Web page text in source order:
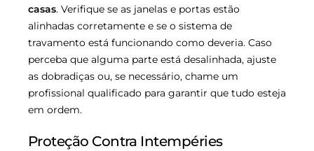
casas. Verifique se as janelas e portas estão
alinhadas corretamente e se o sistema de
travamento está funcionando como deveria. Caso
perceba que alguma parte está desalinhada, ajuste
as dobradiças ou, se necessário, chame um
profissional qualificado para garantir que tudo esteja
em ordem.
Proteção Contra Intempéries